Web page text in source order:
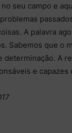
seu campo e
A palavra
Sabemos que o
determinação. A
e capazes